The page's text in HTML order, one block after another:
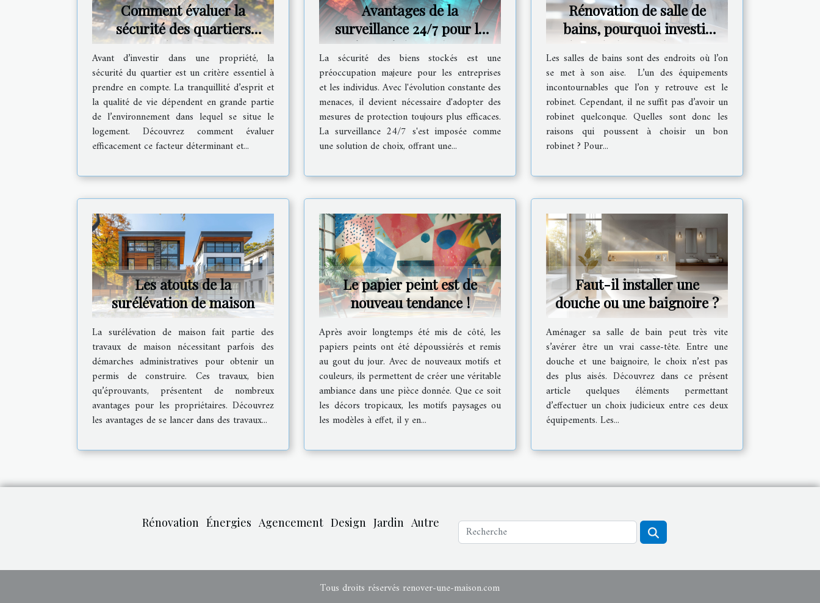
Comment évaluer la
sécurité des quartiers
avant d'acheter une
propriété
Avant d’investir dans une propriété, la
sécurité du quartier est un critère essentiel à
prendre en compte. La tranquillité d’esprit et
la qualité de vie dépendent en grande partie
de l’environnement dans lequel se situe le
logement. Découvrez comment évaluer
efficacement ce facteur déterminant et...
Avantages de la
surveillance 24/7 pour la
sécurité de vos biens
stockés
La sécurité des biens stockés est une
préoccupation majeure pour les entreprises
et les individus. Avec l'évolution constante des
menaces, il devient nécessaire d'adopter des
mesures de protection toujours plus efficaces.
La surveillance 24/7 s'est imposée comme
une solution de choix, offrant une...
Rénovation de salle de
bains, pourquoi investir
dans de bons robinets ?
Les salles de bains sont des endroits où l’on
se met à son aise. L’un des équipements
incontournables que l’on y retrouve est le
robinet. Cependant, il ne suffit pas d’avoir un
robinet quelconque. Quelles sont donc les
raisons qui poussent à choisir un bon
robinet ? Pour...
Les atouts de la
surélévation de maison
La surélévation de maison fait partie des
travaux de maison nécessitant parfois des
démarches administratives pour obtenir un
permis de construire. Ces travaux, bien
qu’éprouvants, présentent de nombreux
avantages pour les propriétaires. Découvrez
les avantages de se lancer dans des travaux...
Le papier peint est de
nouveau tendance !
Après avoir longtemps été mis de côté, les
papiers peints ont été dépoussiérés et remis
au gout du jour. Avec de nouveaux motifs et
couleurs, ils permettent de créer une véritable
ambiance dans une pièce donnée. Que ce soit
les décors tropicaux, les motifs paysages ou
les modèles à effet, il y en...
Faut-il installer une
douche ou une baignoire ?
Aménager sa salle de bain peut très vite
s’avérer être un vrai casse-tête. Entre une
douche et une baignoire, le choix n’est pas
des plus aisés. Découvrez dans ce présent
article quelques éléments permettant
d’effectuer un choix judicieux entre ces deux
équipements. Les...
Rénovation Énergies Agencement Design Jardin Autre
Tous droits réservés renover-une-maison.com